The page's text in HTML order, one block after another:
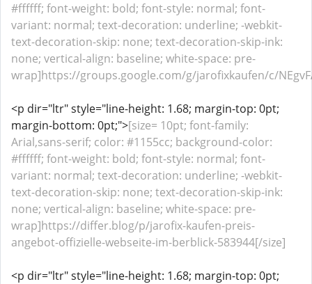
#ffffff; font-weight: bold; font-style: normal; font-
variant: normal; text-decoration: underline; -webkit-
text-decoration-skip: none; text-decoration-skip-ink:
none; vertical-align: baseline; white-space: pre-
wrap]https://groups.google.com/g/jarofixkaufen/c/
<p dir="ltr" style="line-height: 1.68; margin-top: 0pt;
margin-bottom: 0pt;">[size= 10pt; font-family:
Arial,sans-serif; color: #1155cc; background-color:
#ffffff; font-weight: bold; font-style: normal; font-
variant: normal; text-decoration: underline; -webkit-
text-decoration-skip: none; text-decoration-skip-ink:
none; vertical-align: baseline; white-space: pre-
wrap]https://differ.blog/p/jarofix-kaufen-preis-
angebot-offizielle-webseite-im-berblick-583944[/size]
<p dir="ltr" style="line-height: 1.68; margin-top: 0pt;